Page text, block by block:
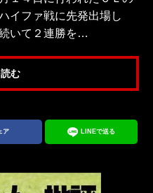
イファ戦に先発出場し
いて２連勝を…
む
ア LINEで送る